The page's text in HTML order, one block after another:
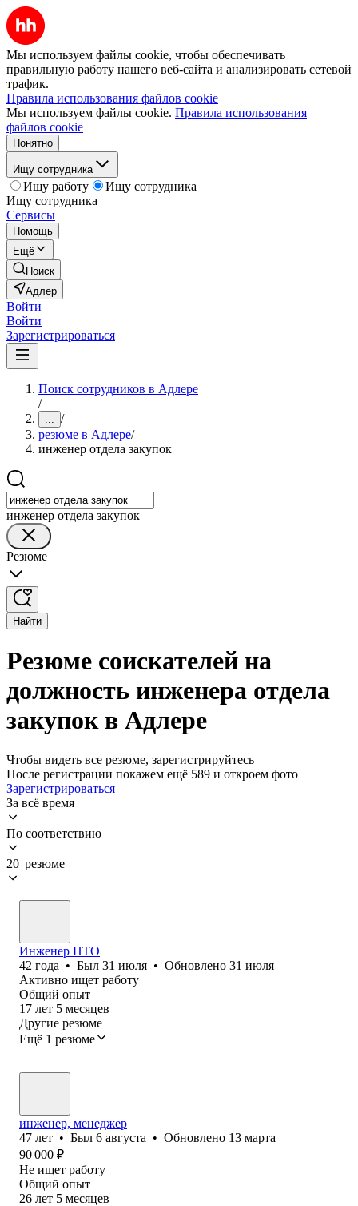
Мы используем файлы cookie, чтобы обеспечивать
правильную работу нашего веб-сайта и анализировать сетевой
трафик.
Правила использования файлов cookie
Мы используем файлы cookie. Правила использования
файлов cookie
Понятно
Ищу сотрудника
Ищу работу
Ищу сотрудника
Ищу сотрудника
Сервисы
Помощь
Ещё
Поиск
Адлер
Войти
Войти
Зарегистрироваться
Поиск сотрудников в Адлере
/
... /
резюме в Адлере/
инженер отдела закупок
инженер отдела закупок
Резюме
Найти
Резюме соискателей на
должность инженера отдела
закупок в Адлере
Чтобы видеть все резюме, зарегистрируйтесь
После регистрации покажем ещё 589 и откроем фото
Зарегистрироваться
За всё время
По соответствию
20 резюме
Инженер ПТО
42 года • Был 31 июля • Обновлено 31 июля
Активно ищет работу
Общий опыт
17 лет 5 месяцев
Другие резюме
Ещё 1 резюме
инженер, менеджер
47 лет • Был 6 августа • Обновлено 13 марта
90 000 ₽
Не ищет работу
Общий опыт
26 лет 5 месяцев